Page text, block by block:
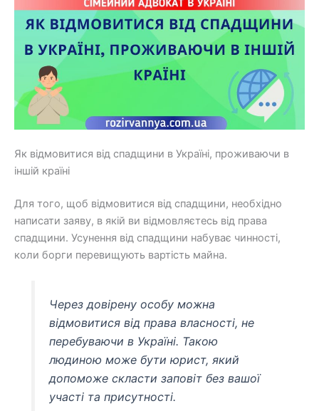
Як відмовитися від спадщини в Україні, проживаючи в
іншій країні
Для того, щоб відмовитися від спадщини, необхідно
написати заяву, в якій ви відмовляєтесь від права
спадщини. Усунення від спадщини набуває чинності,
коли борги перевищують вартість майна.
Через довірену особу можна
відмовитися від права власності, не
перебуваючи в Україні. Такою
людиною може бути юрист, який
допоможе скласти заповіт без вашої
участі та присутності.